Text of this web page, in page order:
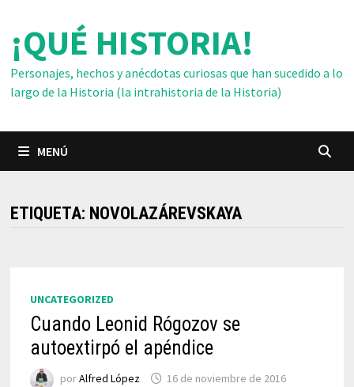
contenido
¡QUÉ HISTORIA!
Personajes, hechos y anécdotas curiosas que han sucedido a lo
largo de la Historia (la intrahistoria de la Historia)
MENÚ
ETIQUETA: NOVOLAZÁREVSKAYA
UNCATEGORIZED
Cuando Leonid Rógozov se
autoextirpó el apéndice
porAlfred López 16 de noviembre de 2016